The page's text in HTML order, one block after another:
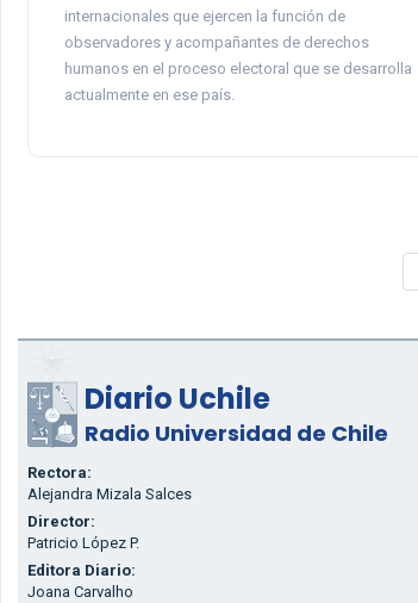
internacionales que ejercen la función de
observadores y acompañantes de derechos
humanos en el proceso electoral que se desarrolla
actualmente en ese país.
Diario Uchile
Radio Universidad de Chile
Rectora:
Alejandra Mizala Salces
Director:
Patricio López P.
Editora Diario:
Joana Carvalho